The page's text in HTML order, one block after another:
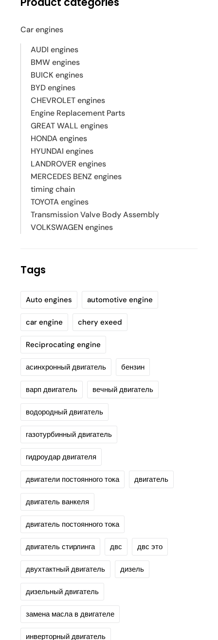
Car engines
AUDI engines
BMW engines
BUICK engines
BYD engines
CHEVROLET engines
Engine Replacement Parts
GREAT WALL engines
HONDA engines
HYUNDAI engines
LANDROVER engines
MERCEDES BENZ engines
timing chain
TOYOTA engines
Transmission Valve Body Assembly
VOLKSWAGEN engines
Tags
Auto engines automotive engine
car engine chery exeed
Reciprocating engine
асинхронный двигатель бензин
варп двигатель вечный двигатель
водородный двигатель
газотурбинный двигатель
гидроудар двигателя
двигатели постоянного тока двигатель
двигатель ванкеля
двигатель постоянного тока
двигатель стирлинга двс двс это
двухтактный двигатель дизель
дизельный двигатель
замена масла в двигателе
инверторный двигатель